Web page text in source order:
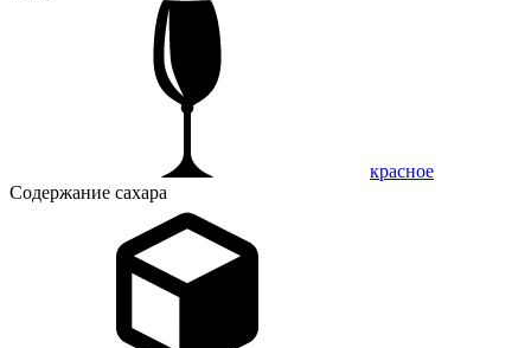
красное
Содержание сахара